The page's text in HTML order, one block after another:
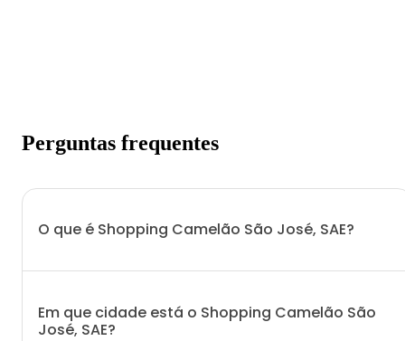
Perguntas frequentes
O que é Shopping Camelão São José, SAE?
Em que cidade está o Shopping Camelão São
José, SAE?